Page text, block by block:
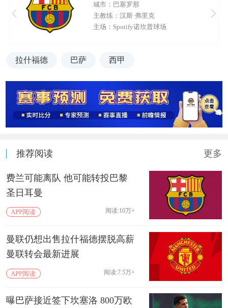
城市：巴塞罗那
主教练：汉斯·弗里克
主场：Spotify诺坎普球场
拉什福德 巴萨 西甲
推荐阅读 更多
费兰可能离队 他可能转投巴黎
圣日耳曼
APP阅读 阅读:10万+
曼联仍想出售拉什福德摆脱高薪
曼联转会最新进展
APP阅读 阅读:7.5万+
曝巴萨接近签下坎塞洛 800万欧